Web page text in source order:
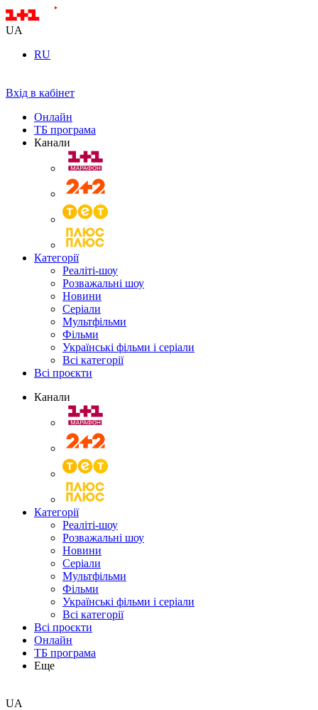
UA
RU
Вхід в кабінет
Онлайн
ТБ програма
Канали
Категорії
Реаліті-шоу
Розважальні шоу
Новини
Серіали
Мультфільми
Фільми
Українські фільми і серіали
Всі категорії
Всі проєкти
Канали
Категорії
Реаліті-шоу
Розважальні шоу
Новини
Серіали
Мультфільми
Фільми
Українські фільми і серіали
Всі категорії
Всі проєкти
Онлайн
ТБ програма
Еще
UA